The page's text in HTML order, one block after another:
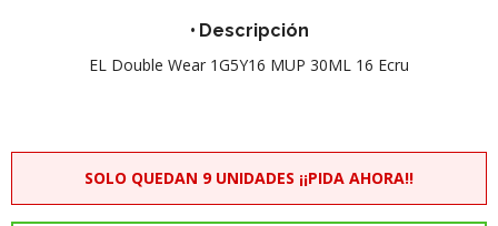
Descripción
EL Double Wear 1G5Y16 MUP 30ML 16 Ecru
SOLO QUEDAN 9 UNIDADES ¡¡PIDA AHORA!!